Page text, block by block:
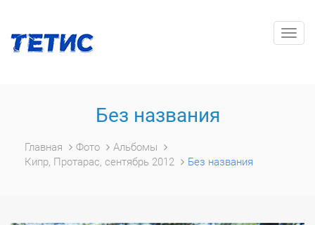
Без названия
Главная Фото
Альбомы
Кипр, Протарас, сентябрь 2012
Без названия